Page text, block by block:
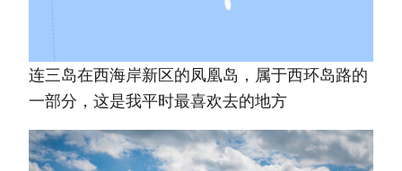
连三岛在西海岸新区的凤凰岛，属于西环岛路的
一部分，这是我平时最喜欢去的地方